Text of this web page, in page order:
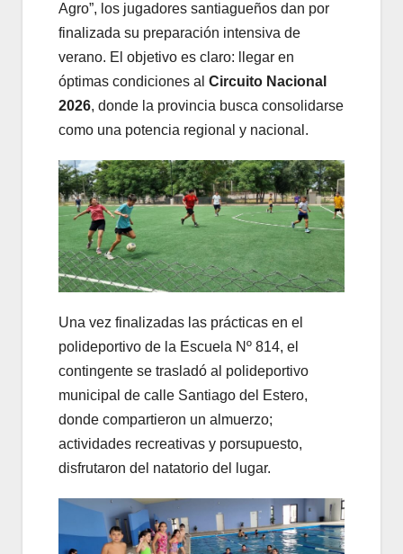
Agro”, los jugadores santiagueños dan por
finalizada su preparación intensiva de
verano. El objetivo es claro: llegar en
óptimas condiciones al Circuito Nacional
2026, donde la provincia busca consolidarse
como una potencia regional y nacional.
Una vez finalizadas las prácticas en el
polideportivo de la Escuela Nº 814, el
contingente se trasladó al polideportivo
municipal de calle Santiago del Estero,
donde compartieron un almuerzo;
actividades recreativas y porsupuesto,
disfrutaron del natatorio del lugar.